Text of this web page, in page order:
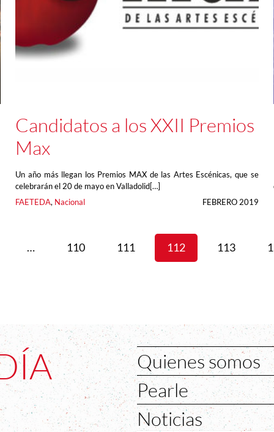
Candidatos a los XXII Premios
Max
Un año más llegan los Premios MAX de las Artes Escénicas, que se
celebrarán el 20 de mayo en Valladolid[…]
FAETEDA, Nacional FEBRERO 2019
… 110 111 112 113
Quienes somos
Pearle
Noticias